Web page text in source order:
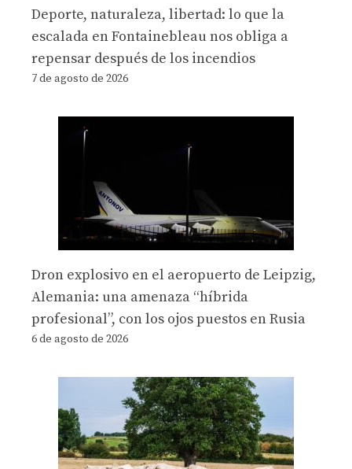
Deporte, naturaleza, libertad: lo que la
escalada en Fontainebleau nos obliga a
repensar después de los incendios
7 de agosto de 2026
Dron explosivo en el aeropuerto de Leipzig,
Alemania: una amenaza “híbrida
profesional”, con los ojos puestos en Rusia
6 de agosto de 2026